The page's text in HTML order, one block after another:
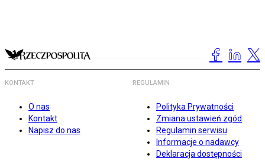
KONTAKT
O nas
Kontakt
Napisz do nas
REGULAMIN
Polityka Prywatności
Zmiana ustawień zgód
Regulamin serwisu
Informacje o nadawcy
Deklaracja dostępności